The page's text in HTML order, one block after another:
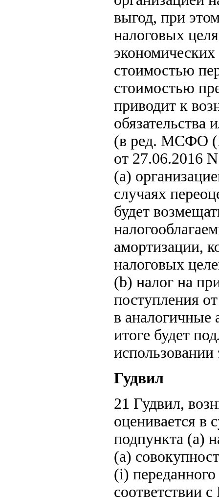
выгод, при
налоговых
стоимостью
стоимостью
приводит к
обязательства
(в ред. МСФО
от 27.06.2016
(a)
случаях
будет
амортизации,
налоговых
(b) налог на
поступления
в аналогичные
итоге будет
Гудвил
21 Гудвил,
оценивается в
подпункта (a)
(a)
(i)
соответствии